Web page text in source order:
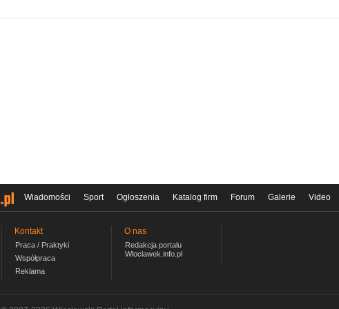
Wiadomości Sport Ogłoszenia Katalog firm Forum Galerie Video
Kontakt
Praca / Praktyki
Współpraca
Reklama
O nas
Redakcja portalu
Wloclawek.info.pl